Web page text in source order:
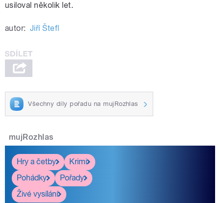
usiloval několik let.
autor: Jiří Štefl
Všechny díly pořadu na mujRozhlas
mujRozhlas
Hry a četby
Krimi
Pohádky
Pořady
Živé vysílání